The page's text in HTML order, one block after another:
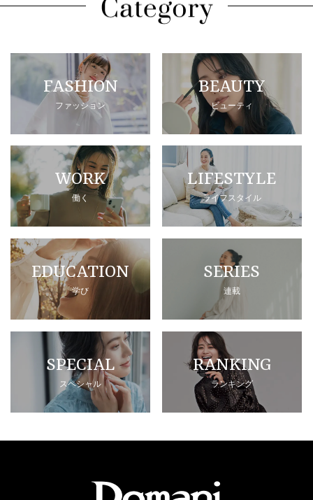
FASHION
ファッション
BEAUTY
ビューティ
WORK
働く
LIFESTYLE
ライフスタイル
EDUCATION
学び
SERIES
連載
SPECIAL
スペシャル
RANKING
ランキング